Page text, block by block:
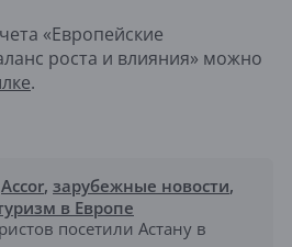
«Европейские
роста и влияния» можно
.
Accor, зарубежные новости,
в Европе
посетили Астану в